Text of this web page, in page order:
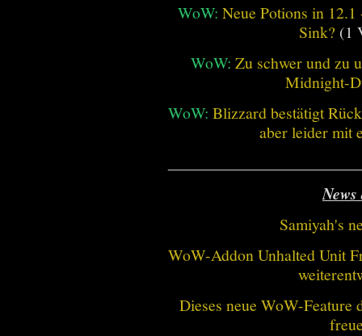
WoW:Neue Potions in
Sink? (1
WoW: Zu schwer und zu
Midnight-
WoW: Blizzard bestätigt
aber leider mit
Samiyah's
WoW-Addon Unhalted Unit
Dieses neue WoW-